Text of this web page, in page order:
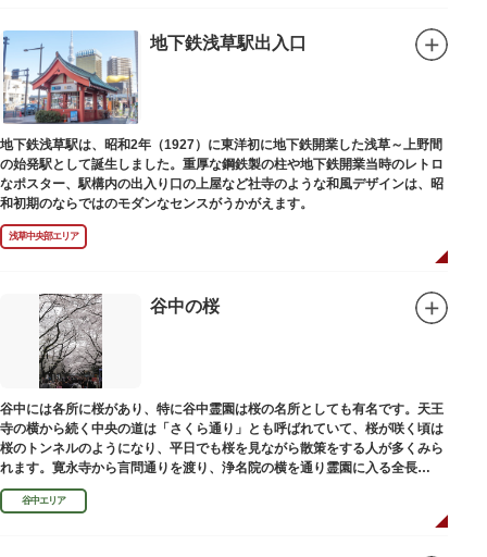
地下鉄浅草駅出入口
地下鉄浅草駅は、昭和2年（1927）に東洋初に地下鉄開業した浅草～上野間
の始発駅として誕生しました。重厚な鋼鉄製の柱や地下鉄開業当時のレトロ
なポスター、駅構内の出入り口の上屋など社寺のような和風デザインは、昭
和初期のならではのモダンなセンスがうかがえます。
浅草中央部エリア
谷中の桜
谷中には各所に桜があり、特に谷中霊園は桜の名所としても有名です。天王
寺の横から続く中央の道は「さくら通り」とも呼ばれていて、桜が咲く頃は
桜のトンネルのようになり、平日でも桜を見ながら散策をする人が多くみら
れます。寛永寺から言問通りを渡り、浄名院の横を通り霊園に入る全長
100mの桜並木や、霊園内に点在する大木なども見事です。
谷中エリア